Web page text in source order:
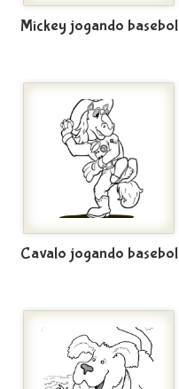
Mickey jogando basebol
Cavalo jogando basebol